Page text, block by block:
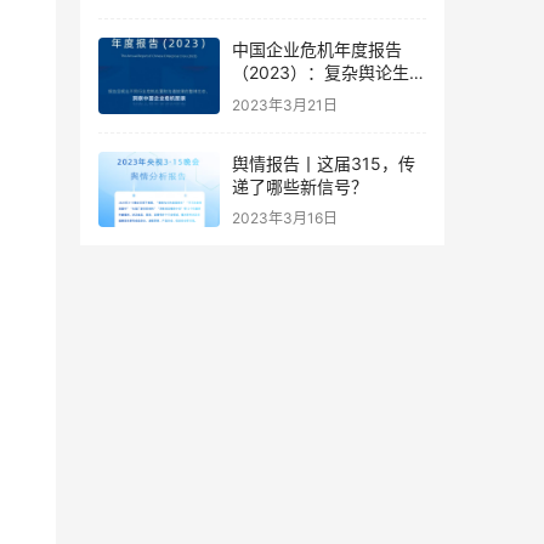
中国企业危机年度报告
（2023）：复杂舆论生态
下的企业危机应对新思路
2023年3月21日
舆情报告丨这届315，传
递了哪些新信号？
2023年3月16日